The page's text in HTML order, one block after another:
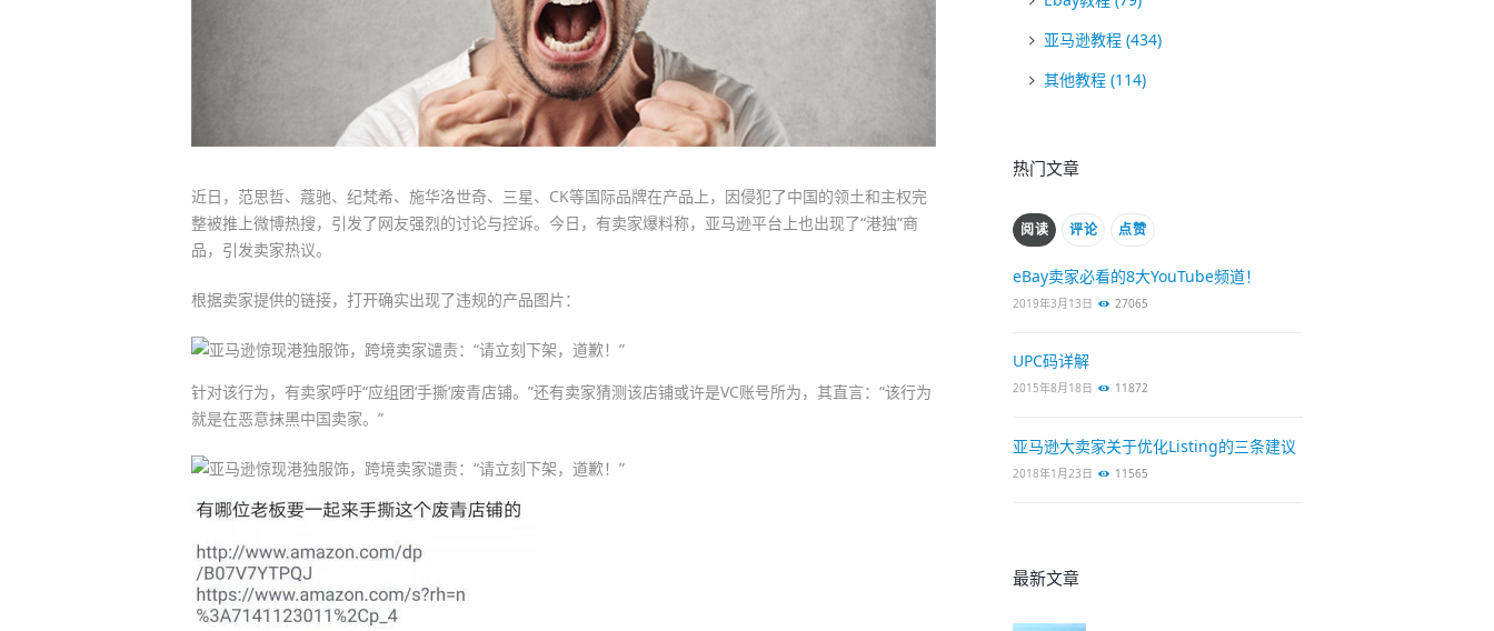
近日，范思哲、蔻驰、纪梵希、施华洛世奇、三星、CK等国际品牌在产品上，因侵犯了中国的领土和主权完
整被推上微博热搜，引发了网友强烈的讨论与控诉。今日，有卖家爆料称，亚马逊平台上也出现了“港独”商
品，引发卖家热议。
根据卖家提供的链接，打开确实出现了违规的产品图片：
针对该行为，有卖家呼吁“应组团‘手撕’废青店铺。”还有卖家猜测该店铺或许是VC账号所为，其直言：“该行为
就是在恶意抹黑中国卖家。”
亚马逊教程 (434)
其他教程 (114)
热门文章
阅读 评论 点赞
eBay卖家必看的8大YouTube频道！
2019年3月13日 27065
UPC码详解
2015年8月18日 11872
亚马逊大卖家关于优化Listing的三条建议
2018年1月23日 11565
最新文章